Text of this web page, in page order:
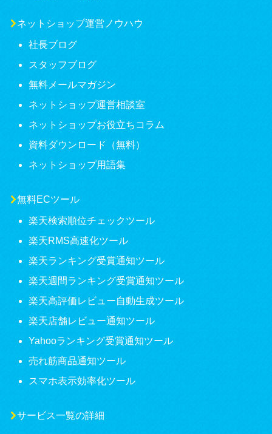
ネットショップ運営ノウハウ
社長ブログ
スタッフブログ
無料メールマガジン
ネットショップ運営相談室
ネットショップお役立ちコラム
資料ダウンロード（無料）
ネットショップ用語集
無料ECツール
楽天検索順位チェックツール
楽天RMS高速化ツール
楽天ランキング受賞通知ツール
楽天週間ランキング受賞通知ツール
楽天高評価レビュー自動生成ツール
楽天店舗レビュー通知ツール
Yahooランキング受賞通知ツール
売れ筋商品通知ツール
スマホ表示効率化ツール
サービス一覧の詳細